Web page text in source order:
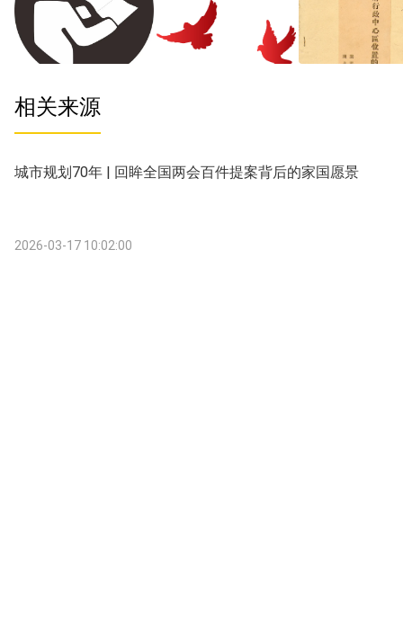
相关来源
城市规划70年 | 回眸全国两会百件提案背后的家国愿景
2026-03-17 10:02:00